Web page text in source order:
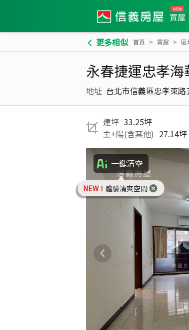
買屋
更多相似 首頁 買屋 區
永春捷運忠孝
地址 台北市信義區忠孝東路
建坪 33.25坪
主+陽(含其他) 27.14坪
一鍵清空
NEW！ 體驗清爽空間